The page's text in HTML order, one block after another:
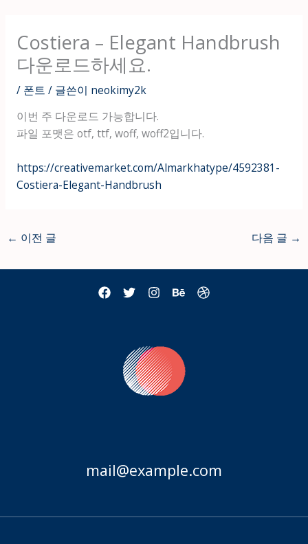
Costiera – Elegant Handbrush
다운로드하세요.
/ 폰트 / 글쓴이 neokimy2k
이번 주 다운로드 가능합니다.
파일 포맷은 otf, ttf, woff, woff2입니다.
https://creativemarket.com/Almarkhatype/4592381-
Costiera-Elegant-Handbrush
← 이전 글 다음 글 →
mail@example.com